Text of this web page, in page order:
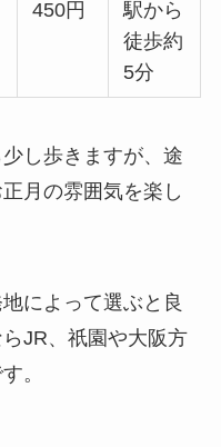
450円
駅から
徒歩約
5分
し歩きますが、途
月の雰囲気を楽し
によって選ぶと良
JR、祇園や大阪方
。